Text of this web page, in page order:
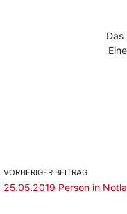
Das
VORHERIGER BEITRAG
25.05.2019 Person in